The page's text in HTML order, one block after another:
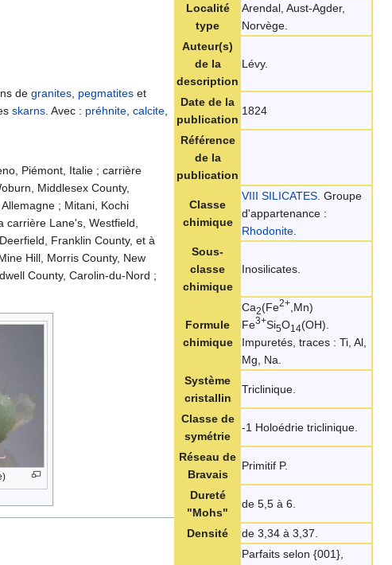
Localité
type
Arendal, Aust-Agder,
Norvège.
Auteur(s)
de la
description
Lévy.
Date de la
publication
1824
Référence
de la
publication
Classe
chimique
VIII SILICATES . Groupe
d'appartenance :
Rhodonite
Sous-
classe
chimique
Inosilicates.
Formule
chimique
Ca2(Fe2+ ,Mn)
Fe3+Si5O14(OH).
Impuretés, traces : Ti, Al,
Mg, Na.
Système
cristallin
Triclinique.
Classe de
symétrie
-1 Holoédrie triclinique.
Réseau de
Bravais
Primitif P.
Dureté
"Mohs"
de 5,5 à 6.
Densité de 3,34 à 3,37.
Parfaits selon {001},
degranites, pegmatites et
skarns. Avec : préhnite,calcite,
Piémont, Italie ; carrière
Middlesex County,
; Mitani, Kochi
Lane's, Westfield,
Franklin County, et à
Hill, Morris County, New
County, Carolin-du-Nord ;